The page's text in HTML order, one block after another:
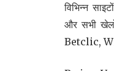
विभिन्न
और सभी
Betclic,